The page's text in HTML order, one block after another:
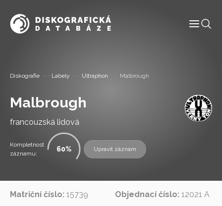
Slovník pojmů
Kontakt
Diskografie Labely Ultraphon Malbrough
Malbrough
francouzská lidová
Kompletnost
záznamu:
60 Upravit záznam
Matriční číslo: 15739 Objednací číslo: 12021 A